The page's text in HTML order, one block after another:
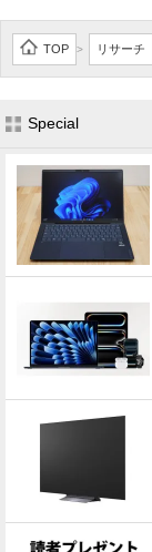
TOP > リサーチ
Special